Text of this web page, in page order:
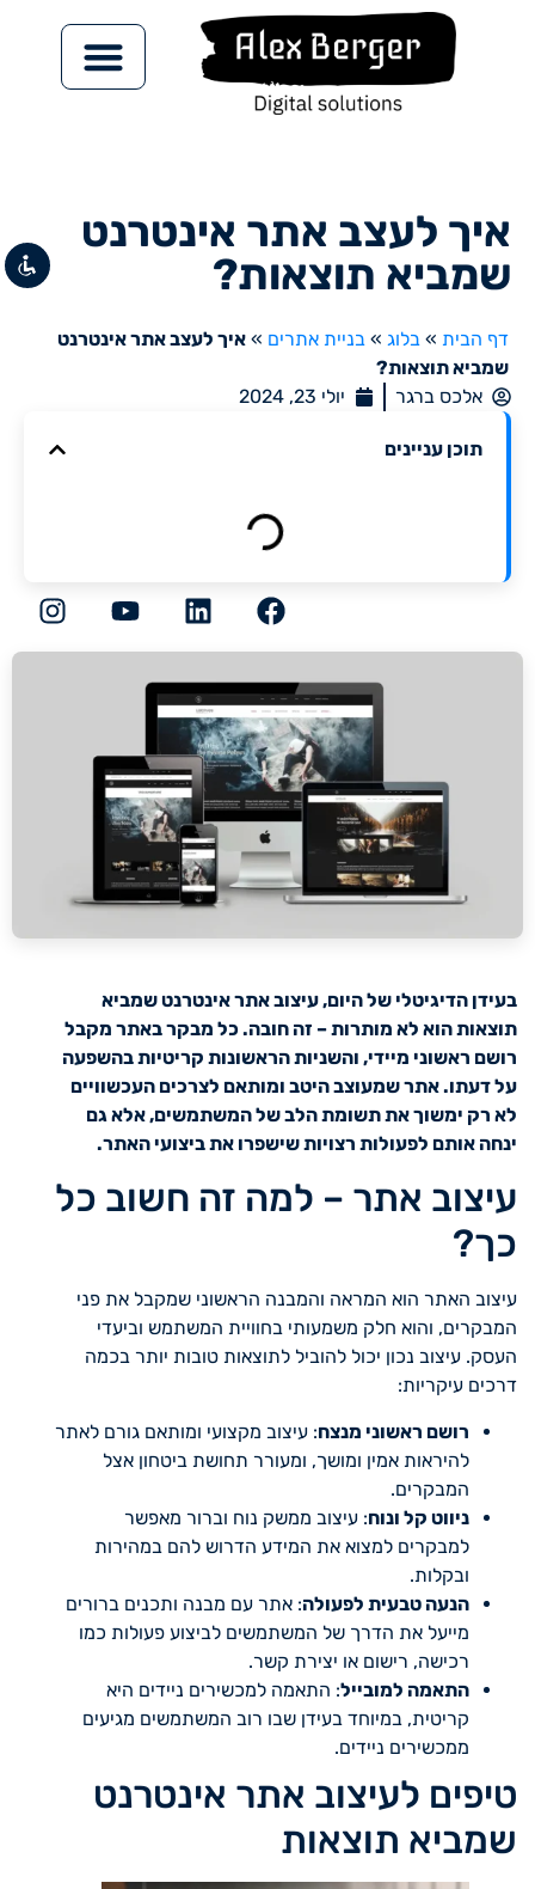
איך לעצב אתר אינטרנט
שמביא תוצאות?
דף הבית »בלוג »בניית אתרים »איך לעצב אתר אינטרנט
שמביא תוצאות?
אלכס ברגר
יולי 23, 2024
תוכן עניינים
בעידן הדיגיטלי של היום, עיצוב אתר אינטרנט שמביא
תוצאות הוא לא מותרות – זה חובה. כל מבקר באתר מקבל
רושם ראשוני מיידי, והשניות הראשונות קריטיות בהשפעה
על דעתו. אתר שמעוצב היטב ומותאם לצרכים העכשוויים
לא רק ימשוך את תשומת הלב של המשתמשים, אלא גם
ינחה אותם לפעולות רצויות שישפרו את ביצועי האתר.
עיצוב אתר – למה זה חשוב כל
כך?
עיצוב האתר הוא המראה והמבנה הראשוני שמקבל את פני
המבקרים, והוא חלק משמעותי בחוויית המשתמש וביעדי
העסק. עיצוב נכון יכול להוביל לתוצאות טובות יותר בכמה
דרכים עיקריות:
רושם ראשוני מנצח: עיצוב מקצועי ומותאם גורם לאתר
להיראות אמין ומושך, ומעורר תחושת ביטחון אצל
המבקרים.
ניווט קל ונוח: עיצוב ממשק נוח וברור מאפשר
למבקרים למצוא את המידע הדרוש להם במהירות
ובקלות.
הנעה טבעית לפעולה: אתר עם מבנה ותכנים ברורים
מייעל את הדרך של המשתמשים לביצוע פעולות כמו
רכישה, רישום או יצירת קשר.
התאמה למובייל: התאמה למכשירים ניידים היא
קריטית, במיוחד בעידן שבו רוב המשתמשים מגיעים
ממכשירים ניידים.
טיפים לעיצוב אתר אינטרנט
שמביא תוצאות
title סמן כותרות
settings צבע רקע
zoom_in זום (הגדלה)
הקטנת גופן
גופן קריא
לאפס
את
כל
האפשרויות
cached
השארת משוב
הצהרת נגישות